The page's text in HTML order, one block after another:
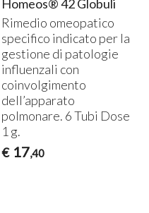
Homeos® 42 Globuli
Rimedio omeopatico
specifico indicato per la
gestione di patologie
influenzali con
coinvolgimento
dell’apparato
polmonare. 6 Tubi Dose
1 g.
€ 17,40